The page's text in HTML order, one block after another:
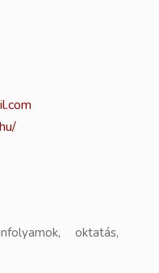
oktatás,